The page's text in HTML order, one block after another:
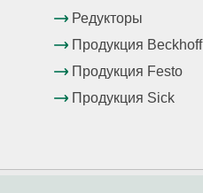
Редукторы
Продукция Beckhoff
Продукция Festo
Продукция Sick